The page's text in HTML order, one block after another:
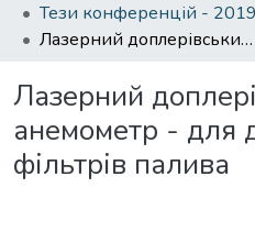
Тези конференцій - 2019
Лазерний доплерівський анемометр - для дефектування фільтрів палива
Лазерний
анемометр - для
фільтрів палива